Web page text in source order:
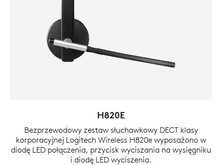
H820E
Bezprzewodowy zestaw słuchawkowy DECT klasy
korporacyjnej Logitech Wireless H820e wyposażono w
diodę LED połączenia, przycisk wyciszania na wysięgniku
i diodę LED wyciszenia.